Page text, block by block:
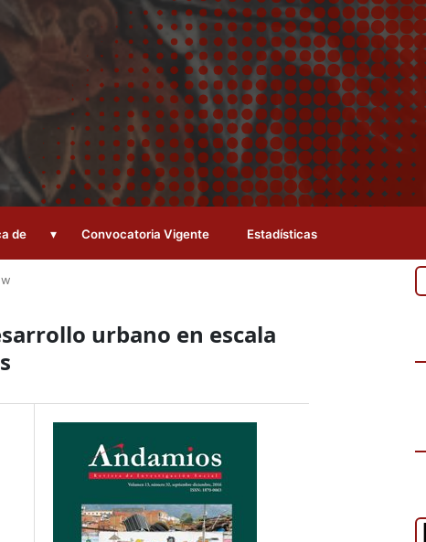
de ▾ Convocatoria Vigente Estadísticas
urbano en escala